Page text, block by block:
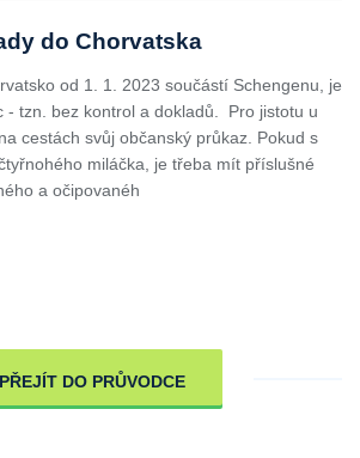
do Chorvatska
od 1. 1. 2023 součástí Schengenu, je
- tzn. bez kontrol a dokladů. Pro jistotu u
cestách svůj občanský průkaz. Pokud s
miláčka, je třeba mít příslušné
a očipovanéh
PŘEJÍT DO PRŮVODCE